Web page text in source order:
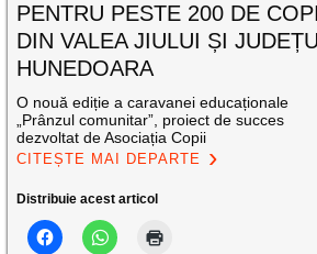
PENTRU PESTE 200 DE
DIN VALEA JIULUI ȘI
HUNEDOARA
O nouă ediție a caravanei educaționale
„Prânzul comunitar”, proiect de succes
dezvoltat de Asociația Copii
CITEȘTE MAI DEPARTE
Distribuie acest articol